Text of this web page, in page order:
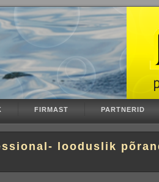
FIRMAST PARTNERID
looduslik